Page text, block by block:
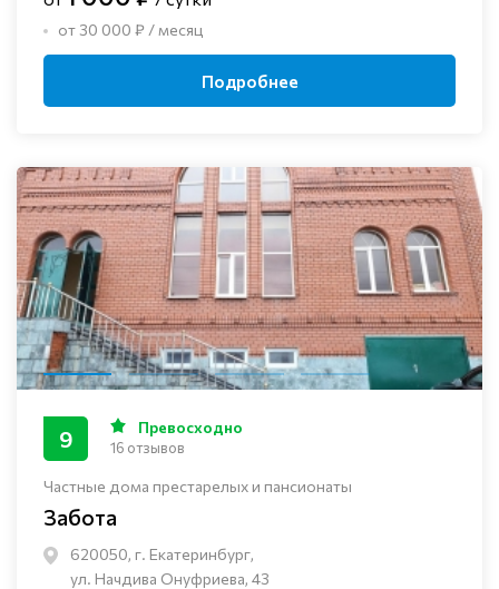
от 30 000 ₽ / месяц
Подробнее
Частные дома престарелых и пансионаты
Забота
620050, г. Екатеринбург,
ул. Начдива Онуфриева, 43
9 Превосходно
16 отзывов